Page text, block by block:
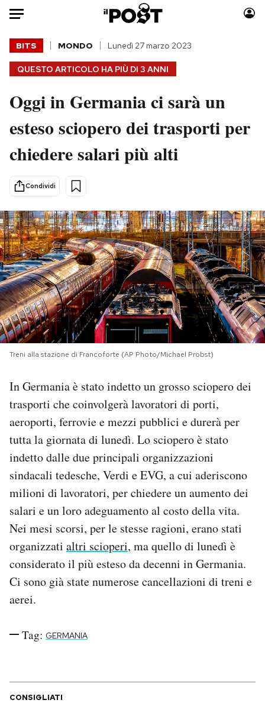
Auto
HOME
Italia
Politica
Tecnologia
Scienza
Economia
Sport
Moda
Consumismi
Storie/Idee
Altrecose
Mondiali calcio 2026
PODCAST
NEWSLETTER
SHOP
CALENDARIO
AREA PERSONALE
Area Personale
Newsletter
Regala il Post
Hai bisogno di aiuto?
Esci
QUESTO ARTICOLO HA PIÙ DI 3 ANNI
BITS MONDO Lunedì 27 marzo 2023
Oggi in Germania ci sarà un
esteso sciopero dei trasporti per
chiedere salari più alti
Condividi
Treni alla stazione di Francoforte (AP Photo/Michael Probst)
In Germania è stato indetto un grosso sciopero dei
trasporti che coinvolgerà lavoratori di porti,
aeroporti, ferrovie e mezzi pubblici e durerà per
tutta la giornata di lunedì. Lo sciopero è stato
indetto dalle due principali organizzazioni
sindacali tedesche, Verdi e EVG, a cui aderiscono
milioni di lavoratori, per chiedere un aumento dei
salari e un loro adeguamento al costo della vita.
Nei mesi scorsi, per le stesse ragioni, erano stati
organizzati altri scioperi, ma quello di lunedì è
considerato il più esteso da decenni in Germania.
Ci sono già state numerose cancellazioni di treni e
aerei.
Tag: GERMANIA
CONSIGLIATI